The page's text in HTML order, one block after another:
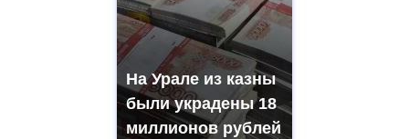
На Урале из казны
были украдены 18
миллионов рублей